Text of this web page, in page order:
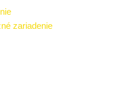
zariadenie